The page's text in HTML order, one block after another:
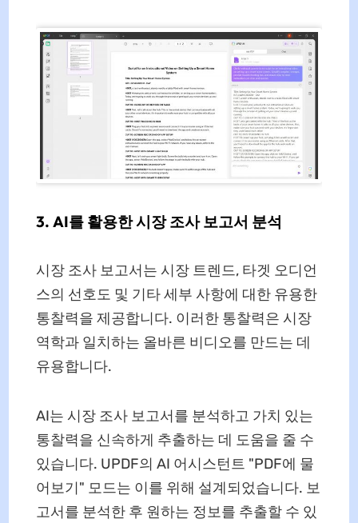
3. AI를 활용한 시장 조사 보고서 분석
시장 조사 보고서는 시장 트렌드, 타겟 오디언
스의 선호도 및 기타 세부 사항에 대한 유용한
통찰력을 제공합니다. 이러한 통찰력은 시장
역학과 일치하는 올바른 비디오를 만드는 데
유용합니다.
AI는 시장 조사 보고서를 분석하고 가치 있는
통찰력을 신속하게 추출하는 데 도움을 줄 수
있습니다. UPDF의 AI 어시스턴트 "PDF에 물
어보기" 모드는 이를 위해 설계되었습니다. 보
고서를 분석한 후 원하는 정보를 추출할 수 있